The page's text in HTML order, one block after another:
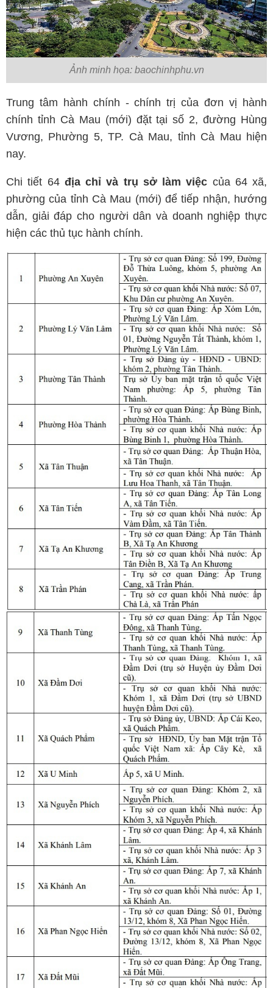
Ảnh minh họa: baochinhphu.vn
Trung tâm hành chính - chính trị của đơn vị hành
chính tỉnh Cà Mau (mới) đặt tại số 2, đường Hùng
Vương, Phường 5, TP. Cà Mau, tỉnh Cà Mau hiện
nay.
Chi tiết 64 địa chỉ và trụ sở làm việc của 64 xã,
phường của tỉnh Cà Mau (mới) để tiếp nhận, hướng
dẫn, giải đáp cho người dân và doanh nghiệp thực
hiện các thủ tục hành chính.